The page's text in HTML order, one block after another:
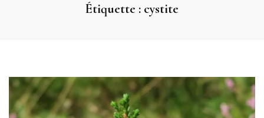
Étiquette : cystite